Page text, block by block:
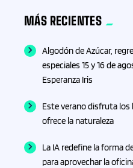
MÁS RECIENTES
Algodón de Azúcar,
especiales 15 y 16 de
Esperanza Iris
Este verano disfruta los
ofrece la naturaleza
La IA redefine la forma
para aprovechar la